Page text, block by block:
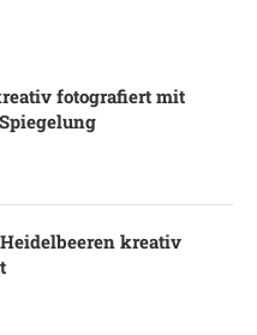
fotografiert mit
kreativ